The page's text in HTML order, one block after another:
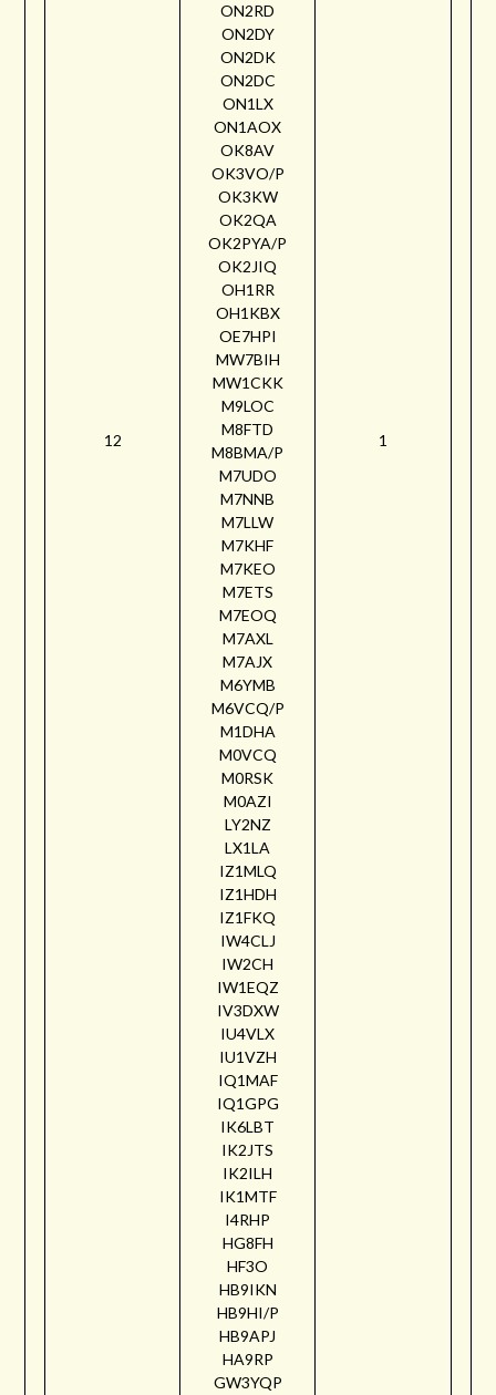
12
ON2RD
ON2DY
ON2DK
ON2DC
ON1LX
ON1AOX
OK8AV
OK3VO/P
OK3KW
OK2QA
OK2PYA/P
OK2JIQ
OH1RR
OH1KBX
OE7HPI
MW7BIH
MW1CKK
M9LOC
M8FTD
M8BMA/P
M7UDO
M7NNB
M7LLW
M7KHF
M7KEO
M7ETS
M7EOQ
M7AXL
M7AJX
M6YMB
M6VCQ/P
M1DHA
M0VCQ
M0RSK
M0AZI
LY2NZ
LX1LA
IZ1MLQ
IZ1HDH
IZ1FKQ
IW4CLJ
IW2CH
IW1EQZ
IV3DXW
IU4VLX
IU1VZH
IQ1MAF
IQ1GPG
IK6LBT
IK2JTS
IK2ILH
IK1MTF
I4RHP
HG8FH
HF3O
HB9IKN
HB9HI/P
HB9APJ
HA9RP
GW3YQP
1